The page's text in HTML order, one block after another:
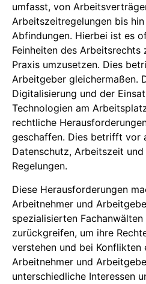
umfasst, von
Arbeitszeitregelungen bis
Abfindungen. Hierbei ist es
Feinheiten des Arbeitsrechts
Praxis umzusetzen. Dies
Arbeitgeber gleichermaßen.
Digitalisierung und der
Technologien am
rechtliche
geschaffen. Dies betrifft vor
Datenschutz, Arbeitszeit
Regelungen.
Diese Herausforderungen
Arbeitnehmer und
spezialisierten
zurückgreifen, um ihre
verstehen und bei Konflikten
Arbeitnehmer und
unterschiedliche Interessen